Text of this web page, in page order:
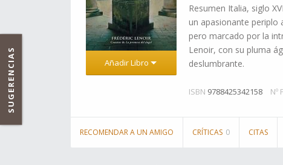
Añadir Libro
Resumen Italia, siglo
un apasionante periplo
pero marcado por la
Lenoir, con su pluma
deslumbrante.
ISBN 9788425342158 Nº
RECOMENDAR A UN AMIGO CRÍTICAS 0 CITAS
SUGERENCIAS